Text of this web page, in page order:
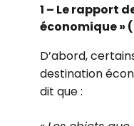
1 – Le rapport
économique »
D’abord,
destination
dit que :